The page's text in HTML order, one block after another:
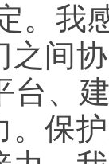
。我
之间
台、
。保